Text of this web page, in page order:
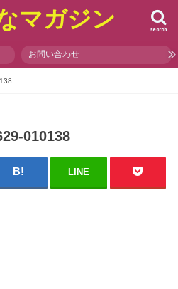
マガジン search
お問い合わせ
010138
LINE